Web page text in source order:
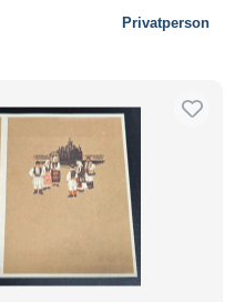
Privatperson